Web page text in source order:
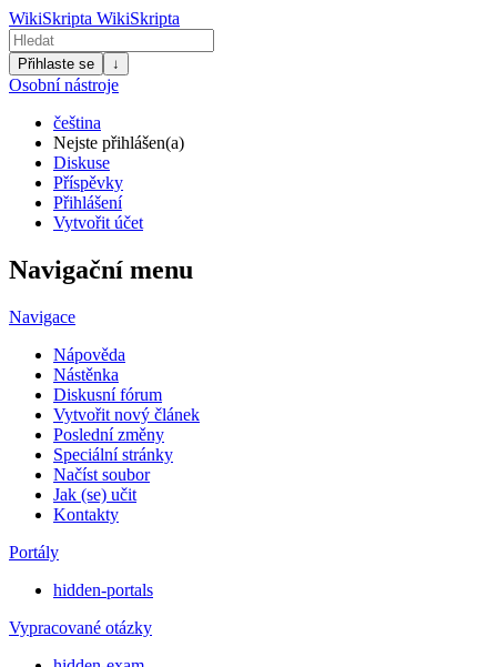
WikiSkripta WikiSkripta
Přihlaste se ↓
Osobní nástroje
čeština
Nejste přihlášen(a)
Diskuse
Příspěvky
Přihlášení
Vytvořit účet
Navigační menu
Navigace
Nápověda
Nástěnka
Diskusní fórum
Vytvořit nový článek
Poslední změny
Speciální stránky
Načíst soubor
Jak (se) učit
Kontakty
Portály
hidden-portals
Vypracované otázky